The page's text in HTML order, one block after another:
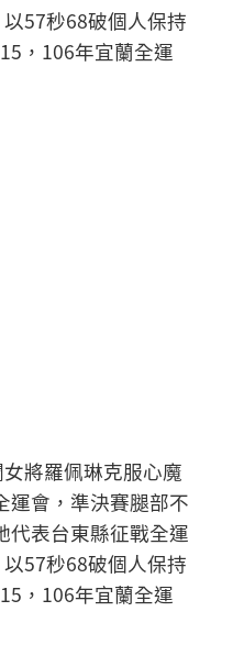
57秒68破個人保持
，106年宜蘭全運
將羅佩琳克服心魔
運會，準決賽腿部不
代表台東縣征戰全運
57秒68破個人保持
，106年宜蘭全運